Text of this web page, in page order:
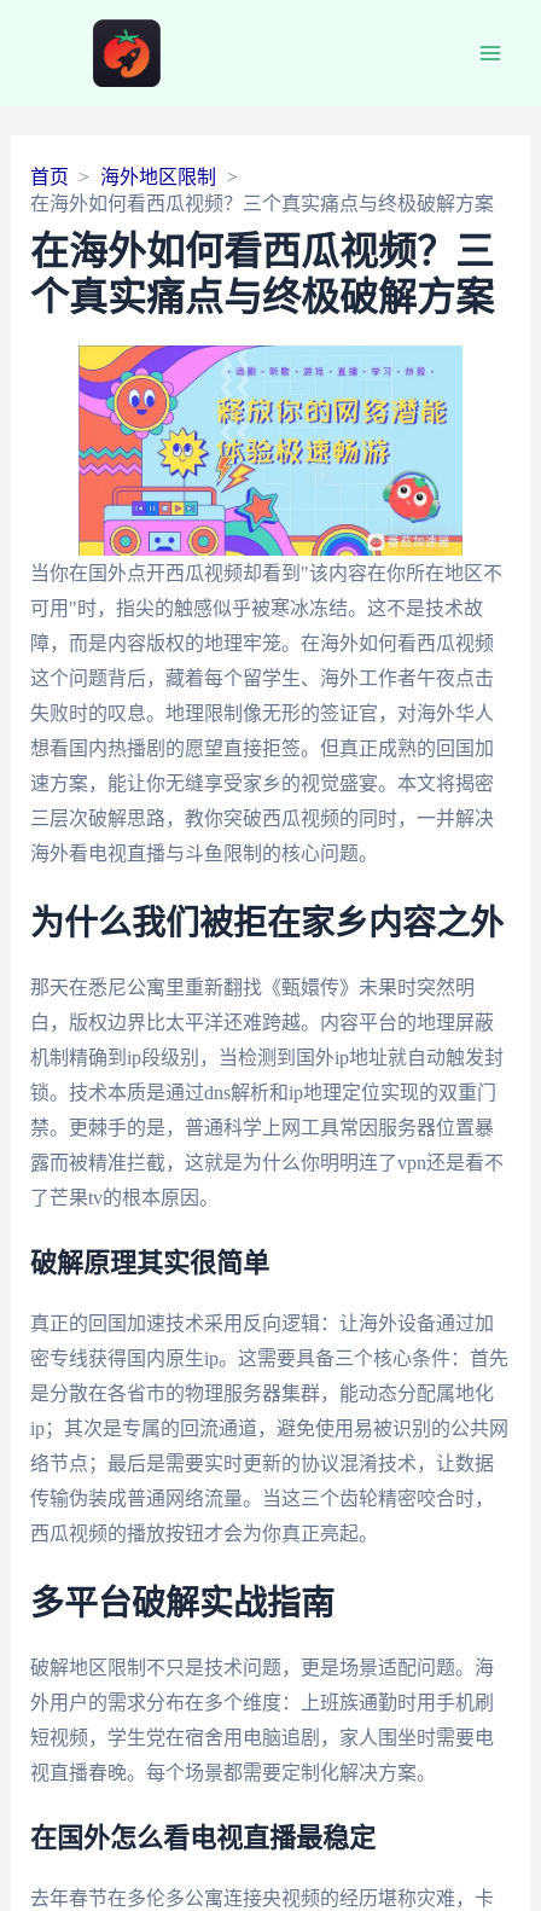
首页
海外地区限制
在海外如何看西瓜视频？三个真实痛点与终极破解方案
在海外如何看西瓜视频？三
个真实痛点与终极破解方案
当你在国外点开西瓜视频却看到"该内容在你所在地区不
可用"时，指尖的触感似乎被寒冰冻结。这不是技术故
障，而是内容版权的地理牢笼。在海外如何看西瓜视频
这个问题背后，藏着每个留学生、海外工作者午夜点击
失败时的叹息。地理限制像无形的签证官，对海外华人
想看国内热播剧的愿望直接拒签。但真正成熟的回国加
速方案，能让你无缝享受家乡的视觉盛宴。本文将揭密
三层次破解思路，教你突破西瓜视频的同时，一并解决
海外看电视直播与斗鱼限制的核心问题。
为什么我们被拒在家乡内容之外
那天在悉尼公寓里重新翻找《甄嬛传》未果时突然明
白，版权边界比太平洋还难跨越。内容平台的地理屏蔽
机制精确到ip段级别，当检测到国外ip地址就自动触发封
锁。技术本质是通过dns解析和ip地理定位实现的双重门
禁。更棘手的是，普通科学上网工具常因服务器位置暴
露而被精准拦截，这就是为什么你明明连了vpn还是看不
了芒果tv的根本原因。
破解原理其实很简单
真正的回国加速技术采用反向逻辑：让海外设备通过加
密专线获得国内原生ip。这需要具备三个核心条件：首先
是分散在各省市的物理服务器集群，能动态分配属地化
ip；其次是专属的回流通道，避免使用易被识别的公共网
络节点；最后是需要实时更新的协议混淆技术，让数据
传输伪装成普通网络流量。当这三个齿轮精密咬合时，
西瓜视频的播放按钮才会为你真正亮起。
多平台破解实战指南
破解地区限制不只是技术问题，更是场景适配问题。海
外用户的需求分布在多个维度：上班族通勤时用手机刷
短视频，学生党在宿舍用电脑追剧，家人围坐时需要电
视直播春晚。每个场景都需要定制化解决方案。
在国外怎么看电视直播最稳定
去年春节在多伦多公寓连接央视频的经历堪称灾难，卡